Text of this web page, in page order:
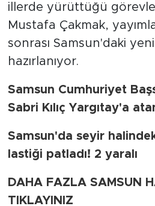
illerde yürüttüğü
Mustafa Çakmak,
sonrası Samsun'daki
hazırlanıyor.
Samsun Cumhuriyet
Sabri Kılıç Yargıtay'a
Samsun'da seyir
lastiği patladı! 2 yaralı
DAHA FAZLA SAMSUN
TIKLAYINIZ